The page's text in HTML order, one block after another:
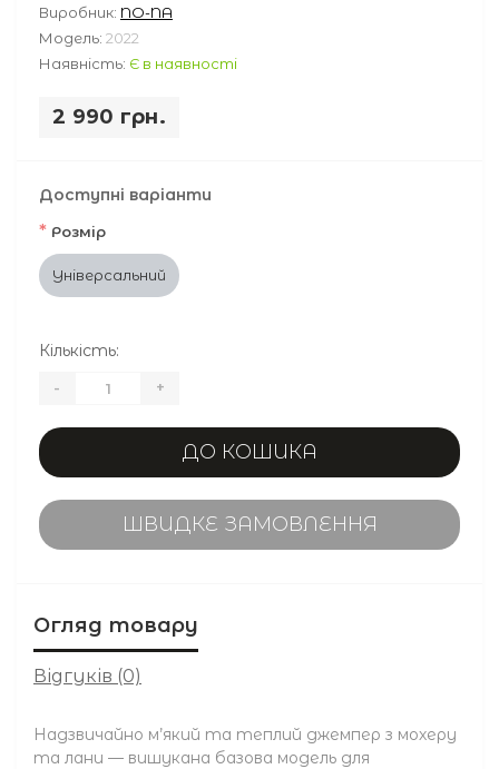
Виробник: NO-NA
Модель: 2022
Наявність: Є в наявності
2 990 грн.
Доступні варіанти
* Розмір
Універсальний
Кількість:
- +
ДО КОШИКА
ШВИДКЕ ЗАМОВЛЕННЯ
Огляд товару
Відгуків (0)
Надзвичайно м’який та теплий джемпер з мохеру
та лани — вишукана базова модель для